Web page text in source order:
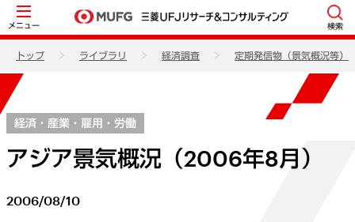
メニュー 検索
トップ ライブラリ 経済調査 定期発信物（景気概況等）
経済・産業・雇用・労働
アジア景気概況（2006年8月）
2006/08/10